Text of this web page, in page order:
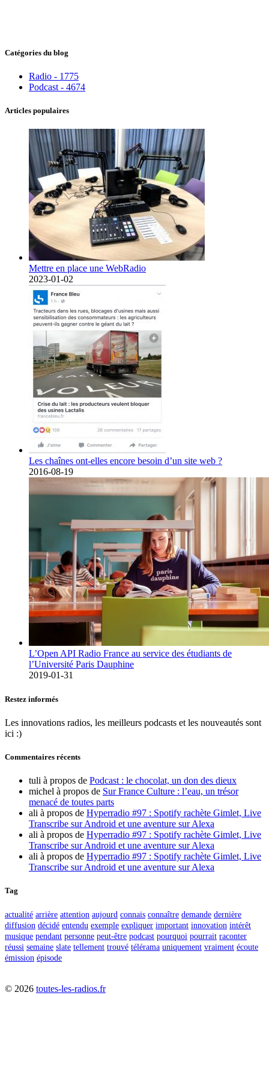
Catégories du blog
Radio - 1775
Podcast - 4674
Articles populaires
Mettre en place une WebRadio
2023-01-02
Les chaînes ont-elles encore besoin d’un site web ?
2016-08-19
L’Open API Radio France au service des étudiants de
l’Université Paris Dauphine
2019-01-31
Restez informés
Les innovations radios, les meilleurs podcasts et les nouveautés sont
ici :)
Commentaires récents
tuli à propos de Podcast : le chocolat, un don des dieux
michel à propos de Sur France Culture : l’eau, un trésor
menacé de toutes parts
ali à propos de Hyperradio #97 : Spotify rachète Gimlet, Live
Transcribe sur Android et une aventure sur Alexa
ali à propos de Hyperradio #97 : Spotify rachète Gimlet, Live
Transcribe sur Android et une aventure sur Alexa
ali à propos de Hyperradio #97 : Spotify rachète Gimlet, Live
Transcribe sur Android et une aventure sur Alexa
Tag
actualité arrière attention aujourd connais connaître demande dernière
diffusion décidé entendu exemple expliquer important innovation intérêt
musique pendant personne peut-être podcast pourquoi pourrait raconter
réussi semaine slate tellement trouvé télérama uniquement vraiment écoute
émission épisode
© 2026 toutes-les-radios.fr